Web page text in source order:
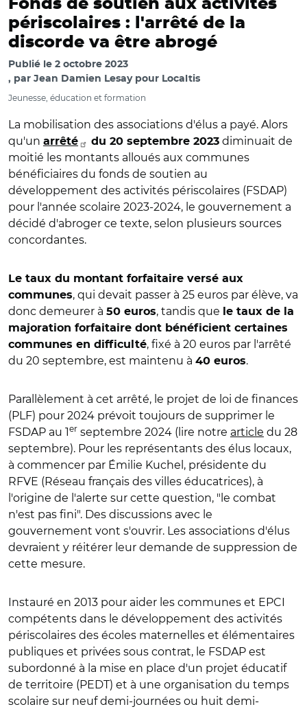
Fonds de soutien aux activités
périscolaires : l'arrêté de la
discorde va être abrogé
Publié le 2 octobre 2023
par Jean Damien Lesay pour Localtis
Jeunesse, éducation et formation
La mobilisation des associations d'élus a payé. Alors
qu'un arrêté du 20 septembre 2023 diminuait de
moitié les montants alloués aux communes
bénéficiaires du fonds de soutien au
développement des activités périscolaires (FSDAP)
pour l'année scolaire 2023-2024, le gouvernement a
décidé d'abroger ce texte, selon plusieurs sources
concordantes.
Le taux du montant forfaitaire versé aux
communes, qui devait passer à 25 euros par élève, va
donc demeurer à 50 euros, tandis que
le taux de la
majoration forfaitaire dont bénéficient certaines
communes en difficulté, fixé à 20 euros par l'arrêté
du 20 septembre, est maintenu à 40 euros.
Parallèlement à cet arrêté, le projet de loi de finances
(PLF) pour 2024 prévoit toujours de supprimer le
FSDAP au 1er septembre 2024 (lire notre article du 28
septembre). Pour les représentants des élus locaux,
à commencer par Émilie Kuchel, présidente du
RFVE (Réseau français des villes éducatrices), à
l'origine de l'alerte sur cette question, "le combat
n'est pas fini". Des discussions avec le
gouvernement vont s'ouvrir. Les associations d'élus
devraient y réitérer leur demande de suppression de
cette mesure.
Instauré en 2013 pour aider les communes et EPCI
compétents dans le développement des activités
périscolaires des écoles maternelles et élémentaires
publiques et privées sous contrat, le FSDAP est
subordonné à la mise en place d'un projet éducatif
de territoire (PEDT) et à une organisation du temps
scolaire sur neuf demi-journées ou huit demi-